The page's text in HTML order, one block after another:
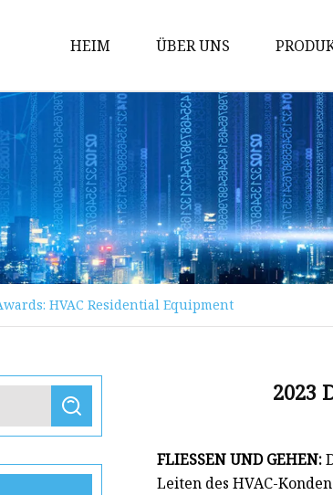
HEIM ÜBER UNS
HVAC Residential Equipment
2023
FLIESSEN UND GEHEN:
Leiten des HVAC-